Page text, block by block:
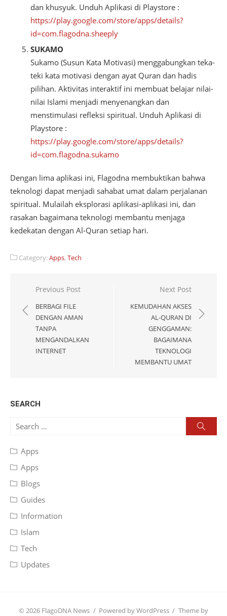
dan khusyuk. Unduh Aplikasi di Playstore :
https://play.google.com/store/apps/details?
id=com.flagodna.sheeply
SUKAMO
Sukamo (Susun Kata Motivasi) menggabungkan teka-
teki kata motivasi dengan ayat Quran dan hadis
pilihan. Aktivitas interaktif ini membuat belajar nilai-
nilai Islami menjadi menyenangkan dan
menstimulasi refleksi spiritual. Unduh Aplikasi di
Playstore :
https://play.google.com/store/apps/details?
id=com.flagodna.sukamo
Dengan lima aplikasi ini, Flagodna membuktikan bahwa
teknologi dapat menjadi sahabat umat dalam perjalanan
spiritual. Mulailah eksplorasi aplikasi-aplikasi ini, dan
rasakan bagaimana teknologi membantu menjaga
kedekatan dengan Al-Quran setiap hari.
Category:Apps, Tech
Post
navigation
Previous Post
BERBAGI FILE
DENGAN AMAN
TANPA
MENGANDALKAN
INTERNET
Next Post
KEMUDAHAN AKSES
AL-QURAN DI
GENGGAMAN:
BAGAIMANA
TEKNOLOGI
MEMBANTU UMAT
SEARCH
Search
Apps
Apps
Blogs
Guides
Information
Islam
Tech
Updates
© 2026 FlagoDNA News / Powered by WordPress / Theme by